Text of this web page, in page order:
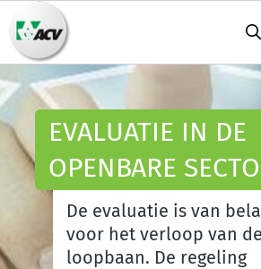
EVALUATIE IN DE
OPENBARE
De evaluatie is van
voor het verloop van de
loopbaan. De regeling